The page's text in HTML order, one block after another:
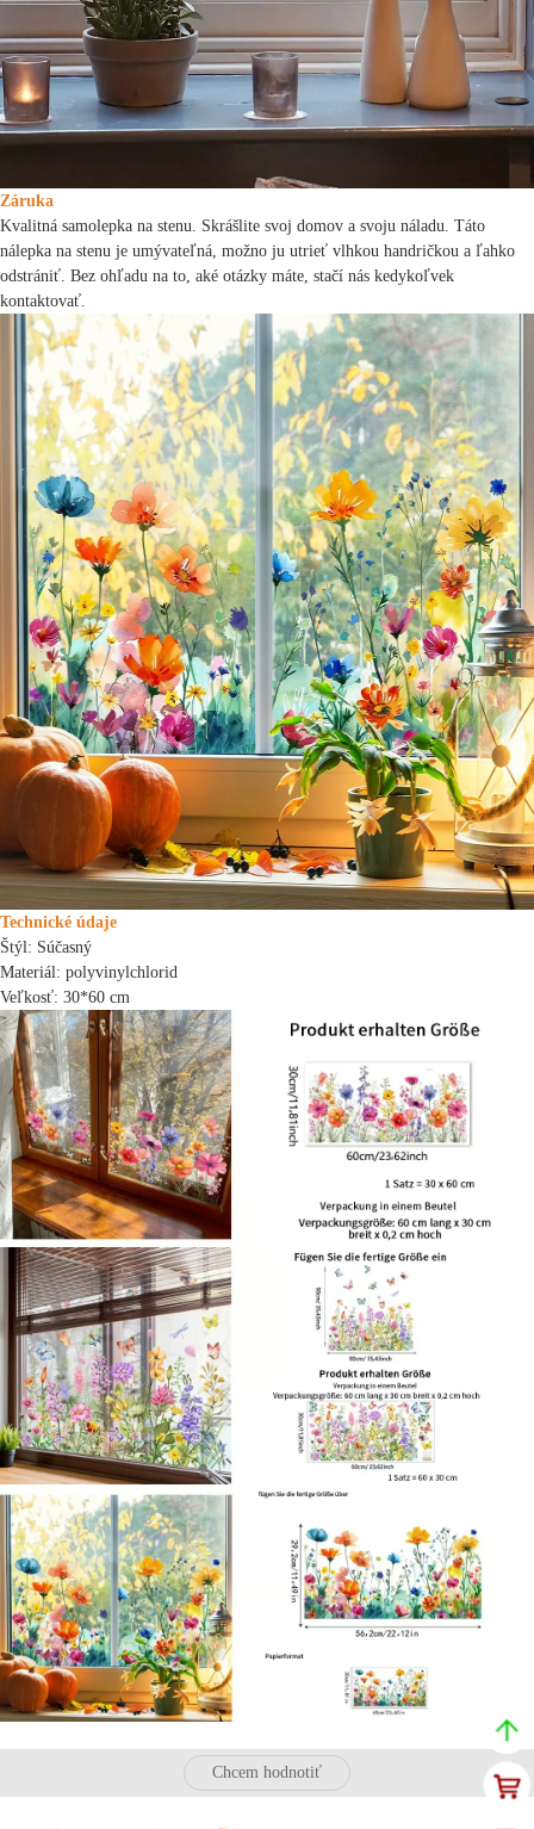
Záruka
Kvalitná samolepka na stenu. Skrášlite svoj domov a svoju náladu. Táto
nálepka na stenu je umývateľná, možno ju utrieť vlhkou handričkou a ľahko
odstrániť. Bez ohľadu na to, aké otázky máte, stačí nás kedykoľvek
kontaktovať.
Technické údaje
Štýl: Súčasný
Materiál: polyvinylchlorid
Veľkosť: 30*60 cm
Chcem hodnotiť